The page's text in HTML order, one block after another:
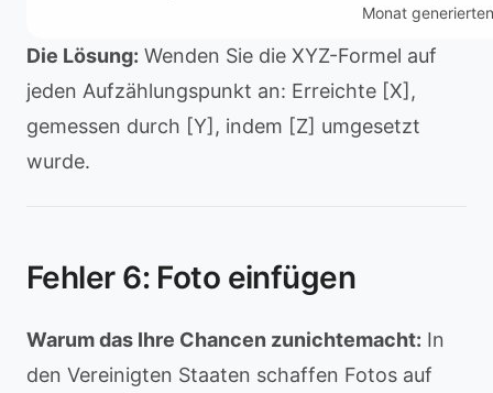
Monat generierten
Die Lösung: Wenden Sie die XYZ-Formel auf
jeden Aufzählungspunkt an: Erreichte [X],
gemessen durch [Y], indem [Z] umgesetzt
wurde.
Fehler 6: Foto einfügen
Warum das Ihre Chancen zunichtemacht: In
den Vereinigten Staaten schaffen Fotos auf